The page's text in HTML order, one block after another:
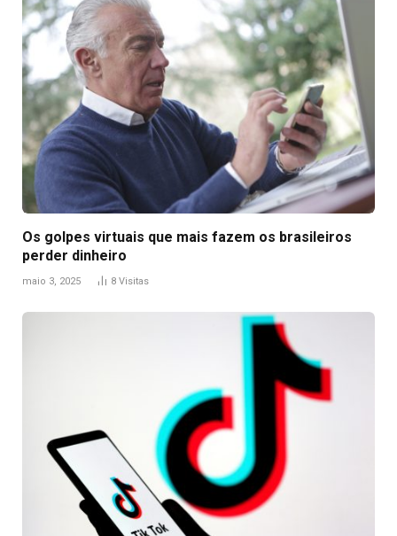
Os golpes virtuais que mais fazem os brasileiros
perder dinheiro
maio 3, 2025 8 Visitas